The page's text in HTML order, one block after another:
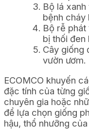
Bộ lá
bệnh cháy
Bộ rễ phát
bị thối đen
Cây giống
vườn ươm.
ECOMCO khuyến
đặc tính của từng
chuyên gia hoặc
để lựa chọn giống
hậu, thổ nhưỡng